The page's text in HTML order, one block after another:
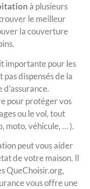
à plusieurs
le meilleur
la couverture
importante pour les
dispensés de la
pour protéger vos
ou le vol, tout
moto, véhicule, … ).
peut vous aider
de votre maison. Il
QueChoisir.org,
vous offre une